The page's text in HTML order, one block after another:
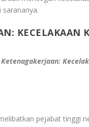
KECELAKAAN
pejabat tinggi